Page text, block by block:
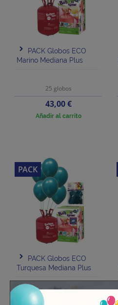
PACK Globos ECO
Marino Mediana Plus
25 globos
Precio
43,00 €
Añadir al carrito
PACK Globos ECO
Turquesa Mediana Plus
PACK